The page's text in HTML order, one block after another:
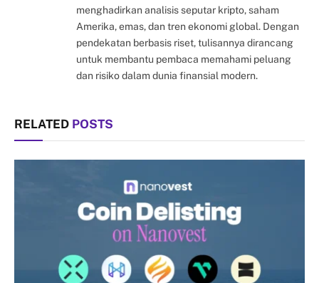
menghadirkan analisis seputar kripto, saham
Amerika, emas, dan tren ekonomi global. Dengan
pendekatan berbasis riset, tulisannya dirancang
untuk membantu pembaca memahami peluang
dan risiko dalam dunia finansial modern.
RELATED POSTS